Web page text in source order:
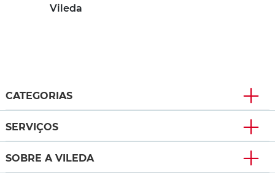
Vileda
CATEGORIAS
SERVIÇOS
SOBRE A VILEDA